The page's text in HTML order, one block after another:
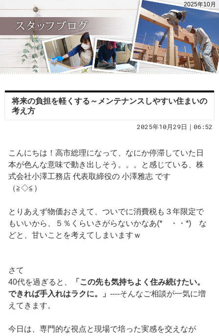
2025年10月
将来の負担を軽くする～メンテナンスしやすい住まいの
考え方
2025年10月29日｜06:52
こんにちは！高市総理になって、なにか停滞していた日
本が色んな意味で動き出しそう。。。と感じている、株
式会社小澤工務店 代表取締役の 小澤雅志 です
（≧◇≦）
とりあえず物価おさえて、ついでに消費税も３年限定で
もいいから、５％くらいさがらないかなあ(* ・・*) な
どと、甘いことを考えてしまいますｗ
さて
40代を過ぎると、
「この先も気持ちよく住み続けたい。
できれば手入れはラクに。」 ----そんなご相談が一気に増
えてきます。
今日は、専門的な視点と現場で培った実感を交えなが